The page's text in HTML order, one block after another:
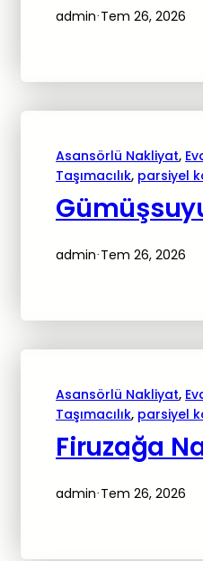
admin· Tem 26, 2026
Asansörlü Nakliyat,
Taşımacılık, parsiyel
admin· Tem 26, 2026
Asansörlü Nakliyat,
Taşımacılık, parsiyel
Firuzağa
admin· Tem 26, 2026